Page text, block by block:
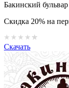
Бакинский бульвар
Скидка 20% на
Скачать